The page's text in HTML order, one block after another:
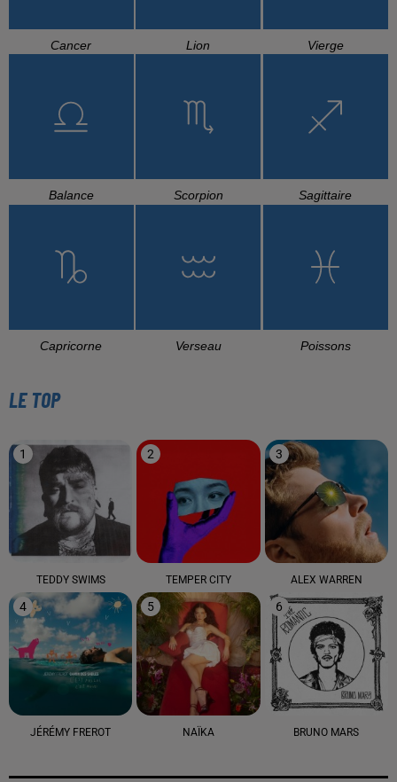
Cancer Lion Vierge
Balance Scorpion Sagittaire
Capricorne Verseau Poissons
LE TOP
1
TEDDY SWIMS
2
TEMPER CITY
3
ALEX WARREN
4
JÉRÉMY FREROT
5
NAÏKA
6
BRUNO MARS